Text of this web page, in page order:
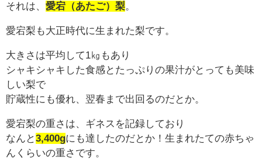
それは、 愛宕（あたご）梨。
愛宕梨も大正時代に生まれた梨です。
大きさは平均して1㎏もあり
シャキシャキした食感とたっぷりの果汁がとっても美味
しい梨で
貯蔵性にも優れ、翌春まで出回るのだとか。
愛宕梨の重さは、ギネスを記録しており
なんと3,400gにも達したのだとか！生まれたての赤ちゃ
んくらいの重さです。